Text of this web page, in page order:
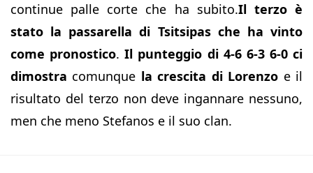
continue palle corte che ha subito.Il terzo è
stato la passarella di Tsitsipas che ha vinto
come pronostico.Il punteggio di 4-6 6-3 6-0 ci
dimostra comunque la crescita di Lorenzo e il
risultato del terzo non deve ingannare nessuno,
men che meno Stefanos e il suo clan.